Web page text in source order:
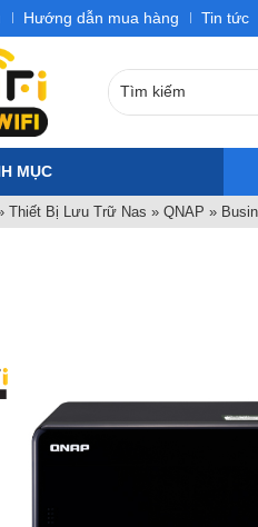
Hướng dẫn mua hàng Tin tức
MỤC
Thiết Bị Lưu Trữ Nas » QNAP »